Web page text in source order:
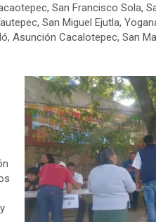
San Francisco Sola,
San Miguel Ejutla,
Asunción Cacalotepec, San